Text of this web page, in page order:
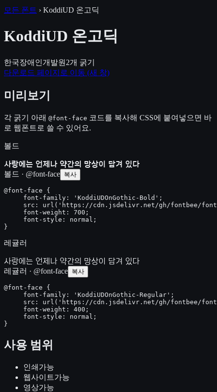
모든 폰트 › KoddiUD 온고딕
KoddiUD 온고딕
한국장애인개발원 2개 굵기
다운로드 페이지로 이동 (새 창)
미리보기
각 굵기 아래 @font-face 코드를 복사해 CSS에 붙여넣으면 바
로 웹폰트로 쓸 수 있어요.
볼드
사랑에는 언제나 약간의 망상이 담겨 있다
볼드 · @font-face 복사
@font-face {
     font-family: 'KoddiUDOnGothic-Bold';
src: url('https://cdn.jsdelivr.net/gh/fontbee/
     font-weight: 700;
     font-style: normal;
}
레귤러
사랑에는 언제나 약간의 망상이 담겨 있다
레귤러 · @font-face 복사
@font-face {
     font-family: 'KoddiUDOnGothic-Regular';
src: url('https://cdn.jsdelivr.net/gh/fontbee/
     font-weight: 400;
     font-style: normal;
}
사용 범위
인쇄 가능
웹사이트가능
영상가능